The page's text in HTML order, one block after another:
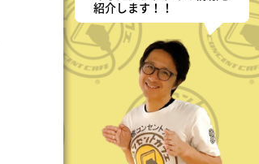
紹介します！！